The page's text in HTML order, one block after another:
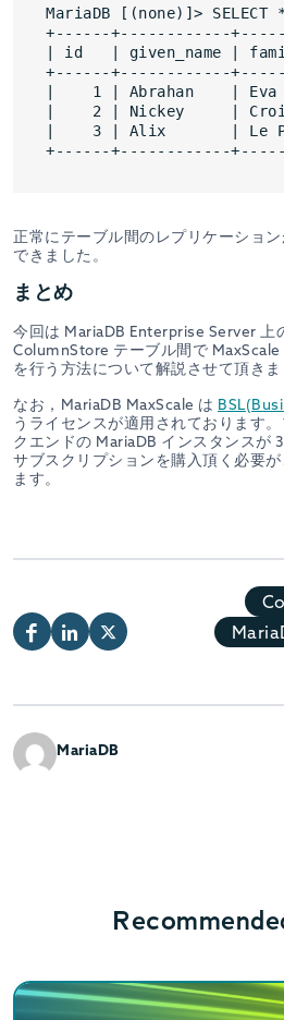
MariaDB [(none)]> SELECT
+------+------------
| id   | given_name |
+------+------------
|    1 | Abrahan    | Eva
|    2 | Nickey     |
|    3 | Alix       | Le
正常にテーブル間のレプリケーショ
できました。
まとめ
今回は MariaDB Enterprise Server
ColumnStore テーブル間で
を行う方法について解説させて頂きま
なお，MariaDB MaxScale は
うライセンスが適用されております
クエンドの MariaDB インスタンスが
サブスクリプションを購入頂く必要
ます。
MariaDB